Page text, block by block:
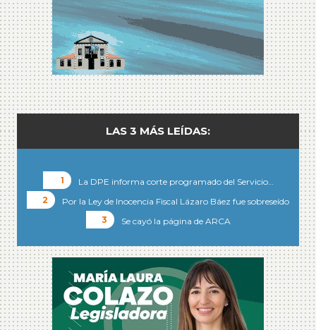
LAS 3 MÁS LEÍDAS:
La DPE informa corte programado del Servicio…
Por la Ley de Inocencia Fiscal Lázaro Báez fue sobreseído
Se cayó la página de ARCA